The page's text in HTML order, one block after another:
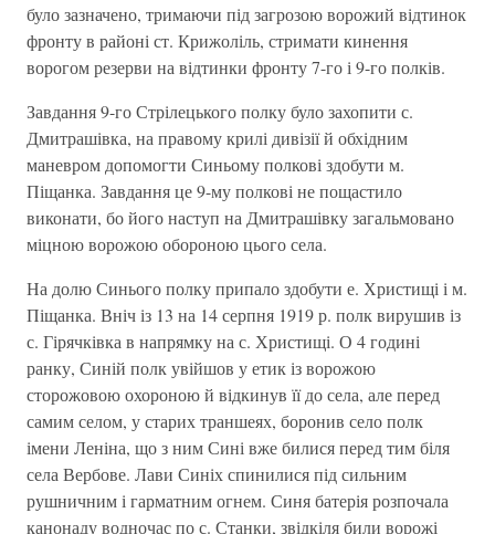
було зазначено, тримаючи під загрозою ворожий відтинок
фронту в районі ст. Крижоліль, стримати кинення
ворогом резерви на відтинки фронту 7-го і 9-го полків.
Завдання 9-го Стрілецького полку було захопити с.
Дмитрашівка, на правому крилі дивізії й обхідним
маневром допомогти Синьому полкові здобути м.
Піщанка. Завдання це 9-му полкові не пощастило
виконати, бо його наступ на Дмитрашівку загальмовано
міцною ворожою обороною цього села.
На долю Синього полку припало здобути е. Христищі і м.
Піщанка. Вніч із 13 на 14 серпня 1919 р. полк вирушив із
с. Гірячківка в напрямку на с. Христищі. О 4 годині
ранку, Синій полк увійшов у етик із ворожою
сторожовою охороною й відкинув її до села, але перед
самим селом, у старих траншеях, боронив село полк
імени Леніна, що з ним Сині вже билися перед тим біля
села Вербове. Лави Синіх спинилися під сильним
рушничним і гарматним огнем. Синя батерія розпочала
канонаду водночас по с. Станки, звідкіля били ворожі